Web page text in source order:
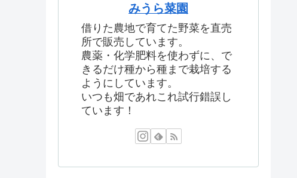
みうら菜園
借りた農地で育てた野菜を直売
所で販売しています。
農薬・化学肥料を使わずに、で
きるだけ種から種まで栽培する
ようにしています。
いつも畑であれこれ試行錯誤し
ています！